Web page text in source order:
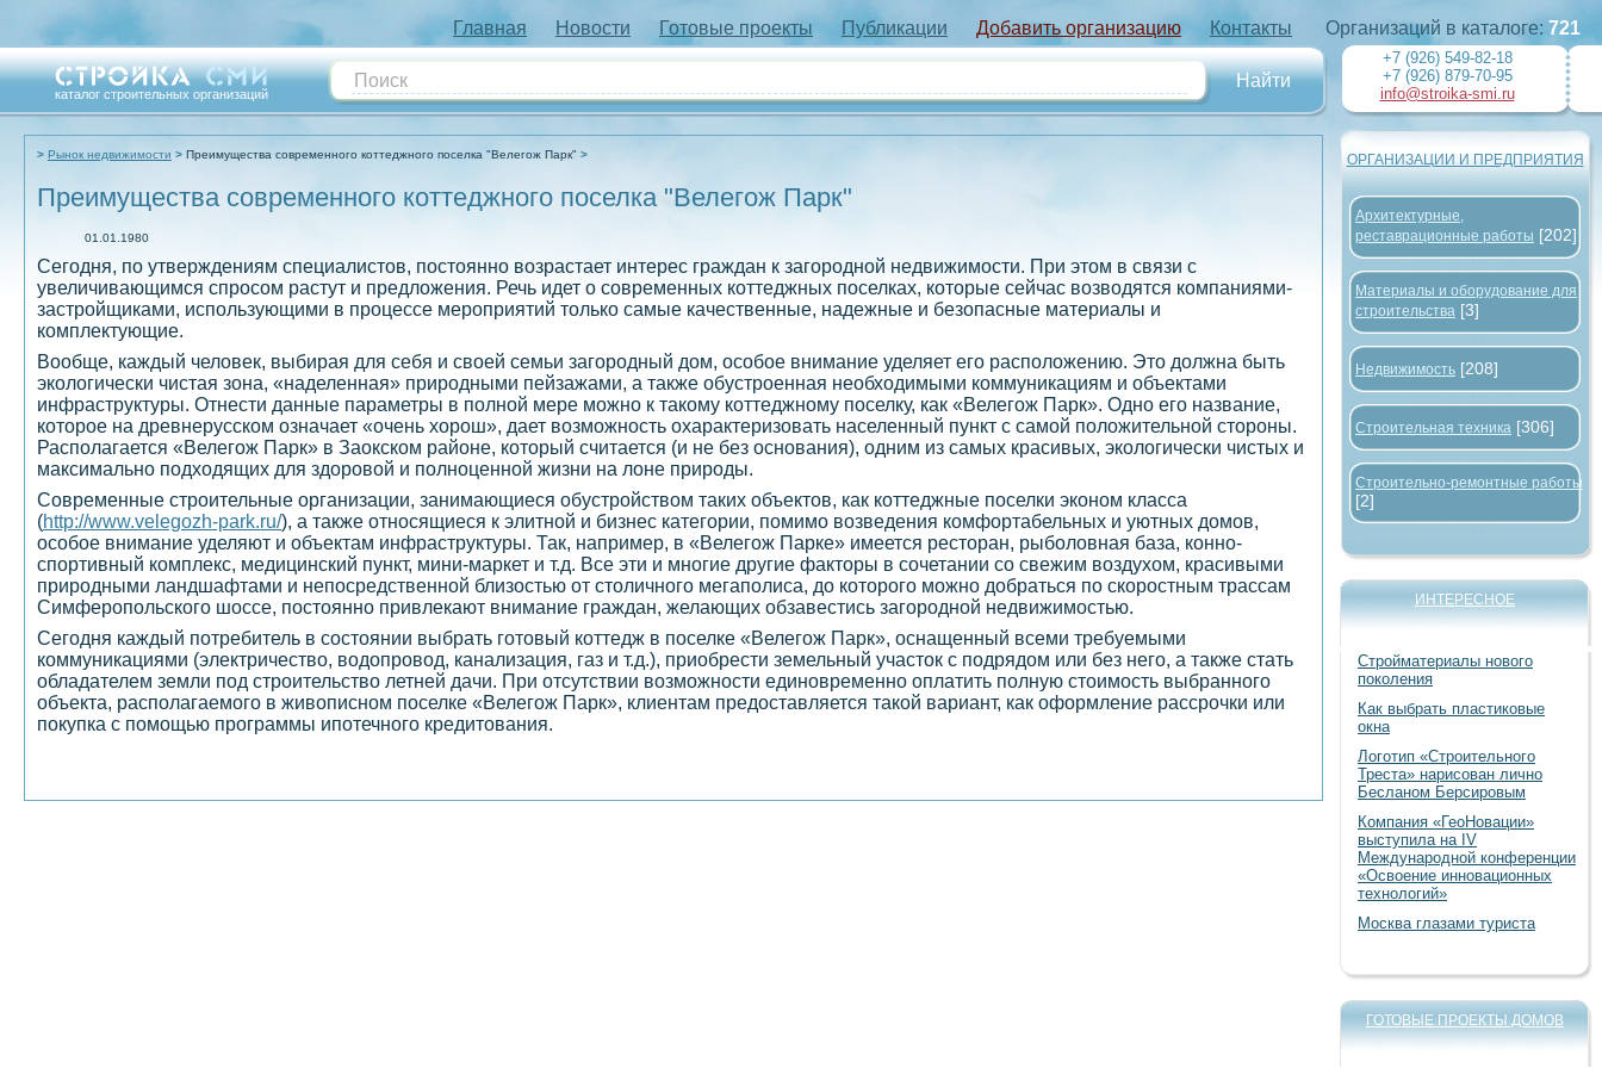
Главная Новости Готовые проекты Публикации Добавить организацию Контакты
каталог строительных организаций
Рынок недвижимости Преимущества современного коттеджного поселка "Велегож Парк"
Преимущества современного коттеджного поселка "Велегож Парк"
01.01.1980
Сегодня, по утверждениям специалистов, постоянно возрастает интерес граждан к загородной недвижимости. При этом в связи с
увеличивающимся спросом растут и предложения. Речь идет о современных коттеджных поселках, которые сейчас возводятся компаниями-
застройщиками, использующими в процессе мероприятий только самые качественные, надежные и безопасные материалы и
комплектующие.
Вообще, каждый человек, выбирая для себя и своей семьи загородный дом, особое внимание уделяет его расположению. Это должна быть
экологически чистая зона, «наделенная» природными пейзажами, а также обустроенная необходимыми коммуникациям и объектами
инфраструктуры. Отнести данные параметры в полной мере можно к такому коттеджному поселку, как «Велегож Парк». Одно его название,
которое на древнерусском означает «очень хорош», дает возможность охарактеризовать населенный пункт с самой положительной стороны.
Располагается «Велегож Парк» в Заокском районе, который считается (и не без основания), одним из самых красивых, экологически чистых и
максимально подходящих для здоровой и полноценной жизни на лоне природы.
Современные строительные организации, занимающиеся обустройством таких объектов, как коттеджные поселки эконом класса
(http://www.velegozh-park.ru/), а также относящиеся к элитной и бизнес категории, помимо возведения комфортабельных и уютных домов,
особое внимание уделяют и объектам инфраструктуры. Так, например, в «Велегож Парке» имеется ресторан, рыболовная база, конно-
спортивный комплекс, медицинский пункт, мини-маркет и т.д. Все эти и многие другие факторы в сочетании со свежим воздухом, красивыми
природными ландшафтами и непосредственной близостью от столичного мегаполиса, до которого можно добраться по скоростным трассам
Симферопольского шоссе, постоянно привлекают внимание граждан, желающих обзавестись загородной недвижимостью.
Сегодня каждый потребитель в состоянии выбрать готовый коттедж в поселке «Велегож Парк», оснащенный всеми требуемыми
коммуникациями (электричество, водопровод, канализация, газ и т.д.), приобрести земельный участок с подрядом или без него, а также стать
обладателем земли под строительство летней дачи. При отсутствии возможности единовременно оплатить полную стоимость выбранного
объекта, располагаемого в живописном поселке «Велегож Парк», клиентам предоставляется такой вариант, как оформление рассрочки или
покупка с помощью программы ипотечного кредитования.
Организаций в каталоге: 721
+7 (926) 549-82-18
+7 (926) 879-70-95
info@stroika-smi.ru
ОРГАНИЗАЦИИ И ПРЕДПРИЯТИЯ
Архитектурные,
реставрационные работы [202]
Материалы и оборудование для
строительства [3]
Недвижимость [208]
Строительная техника [306]
Строительно-ремонтные работы
[2]
ИНТЕРЕСНОЕ
Стройматериалы нового
поколения
Как выбрать пластиковые
окна
Логотип «Строительного
Треста» нарисован лично
Бесланом Берсировым
Компания «ГеоНовации»
выступила на IV
Международной конференции
«Освоение инновационных
технологий»
Москва глазами туриста
ГОТОВЫЕ ПРОЕКТЫ ДОМОВ